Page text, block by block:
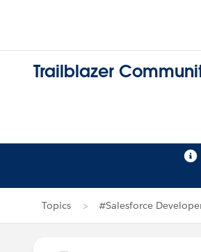
Trailblazer
Topics #Salesforce